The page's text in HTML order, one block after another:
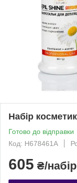
Набір
Готово до відправки
Код: Н678461А
605 ₴/набір